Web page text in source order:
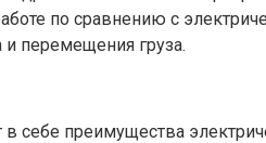
по сравнению с
перемещения груза.
себе преимущества